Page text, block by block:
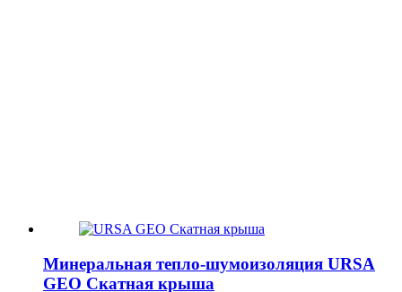
Минеральная тепло-шумоизоляция URSA
GEO Скатная крыша